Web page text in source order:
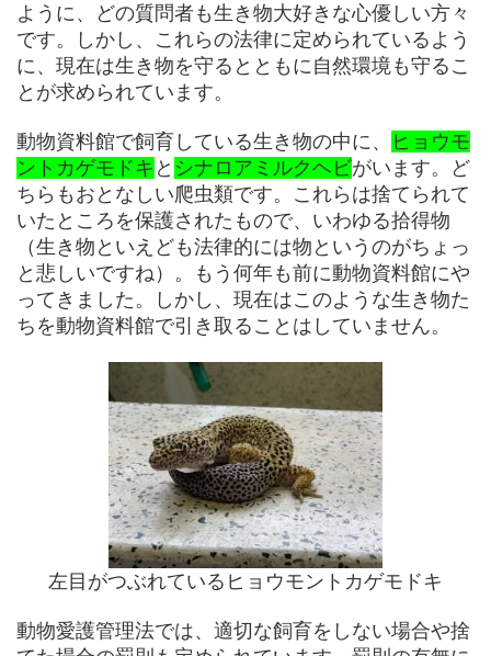
ように、どの質問者も生き物大好きな心優しい方々
です。しかし、これらの法律に定められているよう
に、現在は生き物を守るとともに自然環境も守るこ
とが求められています。
動物資料館で飼育している生き物の中に、
ヒョウモ
ントカゲモドキ と シナロアミルクヘビがいます。ど
ちらもおとなしい爬虫類です。これらは捨てられて
いたところを保護されたもので、いわゆる拾得物
（生き物といえども法律的には物というのがちょっ
と悲しいですね）。もう何年も前に動物資料館にや
ってきました。しかし、現在はこのような生き物た
ちを動物資料館で引き取ることはしていません。
左目がつぶれているヒョウモントカゲモドキ
動物愛護管理法では、適切な飼育をしない場合や捨